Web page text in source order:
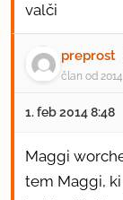
valči
preprost
član od 2014
1. feb 2014 8:48
Maggi
tem Maggi,